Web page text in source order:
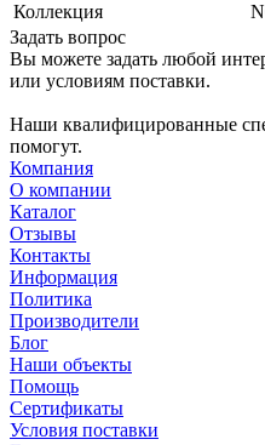
Коллекция
Задать вопрос
Вы можете задать любой
или условиям поставки.
Наши квалифицированные
помогут.
Компания
О компании
Каталог
Отзывы
Контакты
Информация
Политика
Производители
Блог
Наши объекты
Помощь
Сертификаты
Условия поставки